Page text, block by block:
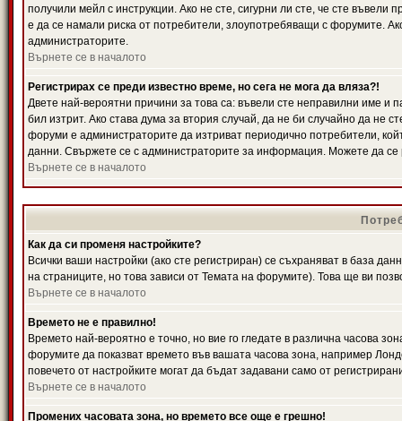
получили мейл с инструкции. Ако не сте, сигурни ли сте, че сте
е да се намали риска от потребители, злоупотребяващи с форумите.
администраторите.
Върнете се в началото
Регистрирах се преди известно време, но сега не мога да вляза?!
Двете най-вероятни причини за това са: въвели сте неправилни име и
бил изтрит. Ако става дума за втория случай, да не би случайно да
форуми е администраторите да изтриват периодично потребители,
данни. Свържете се с администраторите за информация. Можете да се
Върнете се в началото
Как да си променя настройките?
Всички ваши настройки (ако сте регистриран) се съхраняват в база
на страниците, но това зависи от Темата на форумите). Това ще ви
Върнете се в началото
Времето не е правилно!
Времето най-вероятно е точно, но вие го гледате в различна часова
форумите да показват времето във вашата часова зона, например
повечето от настройките могат да бъдат задавани само от
Върнете се в началото
Промених часовата зона, но времето все още е грешно!